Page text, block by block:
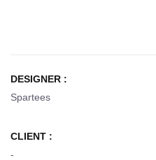
DESIGNER :
Spartees
CLIENT :
-